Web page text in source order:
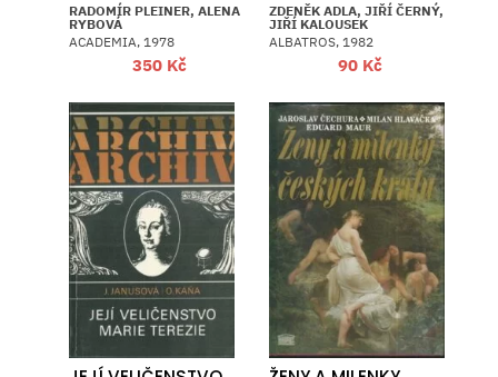
RADOMÍR PLEINER, ALENA
RYBOVÁ
ACADEMIA, 1978
350 Kč
ZDENĚK ADLA, JIŘÍ ČERNÝ,
JIŘÍ KALOUSEK
ALBATROS, 1982
90 Kč